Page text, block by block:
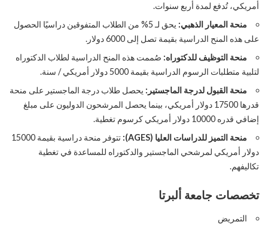
أمريكي، تُدفع لمدة أربع سنوات.
منحة المعيار الذهبي:
يحق لـ 5% من الطلاب المتفوقين دراسيًا الحصول
على هذه المنح الدراسية بقيمة تصل إلى 6000 دولار.
منحة التوظيف للدكتوراه: صُممت هذه المنح الدراسية لطلاب الدكتوراه
لتلبية متطلبات الرسوم الدراسية بقيمة 5000 دولار أمريكي / سنة.
منحة القبول لدرجة الماجستير: يحصل طلاب درجة الماجستير على منحة
قدرها 17500 دولار أمريكي، بينما يحصل المرشحون الدوليون على مبلغ
إضافي قدره 10000 دولار أمريكي كرسوم تغطية.
منحة التميز للدراسات العليا (AGES):
تتوفر منحة دراسية بقيمة 15000
دولار أمريكي لمرشحي الماجستير والدكتوراه للمساعدة في تغطية
تكاليفهم.
تخصصات جامعة ألبرتا
التمريض